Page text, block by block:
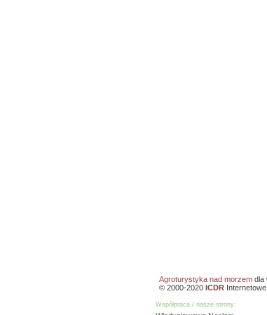
Agroturystyka nad morzem dla
© 2000-2020 ICDR
Współpraca / nasze strony: